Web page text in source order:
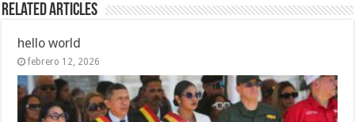
Related Articles
hello world
febrero 12, 2026